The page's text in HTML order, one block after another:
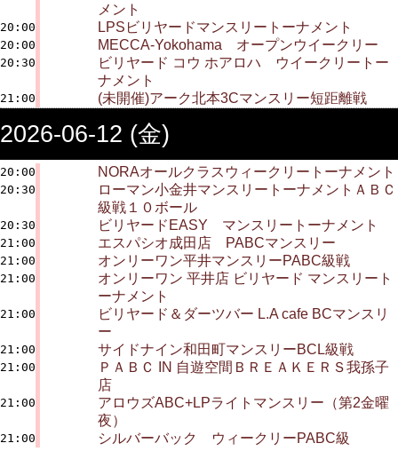
メント
20:00 LPSビリヤードマンスリートーナメント
20:00 MECCA-Yokohama オープンウイークリー
20:30
ビリヤード コウ ホアロハ ウイークリートー
ナメント
21:00 (未開催)アーク北本3Cマンスリー短距離戦
2026-06-12 (金)
20:00 NORAオールクラスウィークリートーナメント
20:30
ローマン小金井マンスリートーナメントＡＢＣ
級戦１０ボール
20:30 ビリヤードEASY マンスリートーナメント
21:00 エスパシオ成田店 PABCマンスリー
21:00 オンリーワン平井マンスリーPABC級戦
21:00
オンリーワン 平井店 ビリヤード マンスリート
ーナメント
21:00
ビリヤード＆ダーツバー L.A cafe BCマンスリ
ー
21:00 サイドナイン和田町マンスリーBCL級戦
21:00
ＰＡＢＣ IN 自遊空間ＢＲＥＡＫＥＲＳ我孫子
店
21:00
アロウズABC+LPライトマンスリー（第2金曜
夜）
21:00 シルバーバック ウィークリーPABC級